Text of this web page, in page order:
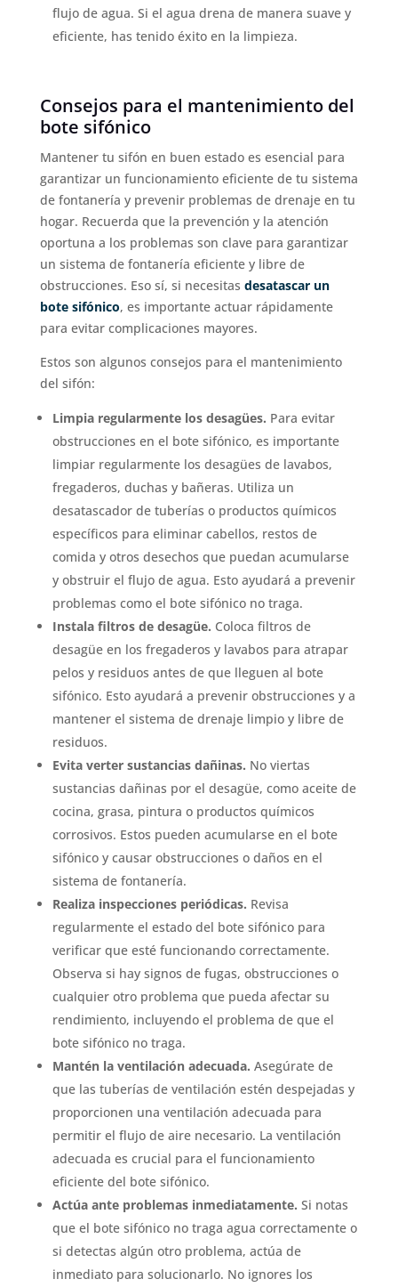
flujo de agua. Si el agua drena de manera suave y
eficiente, has tenido éxito en la limpieza.
Consejos para el mantenimiento del
bote sifónico
Mantener tu sifón en buen estado es esencial para
garantizar un funcionamiento eficiente de tu sistema
de fontanería y prevenir problemas de drenaje en tu
hogar. Recuerda que la prevención y la atención
oportuna a los problemas son clave para garantizar
un sistema de fontanería eficiente y libre de
obstrucciones. Eso sí, si necesitas desatascar un
bote sifónico, es importante actuar rápidamente
para evitar complicaciones mayores.
Estos son algunos consejos para el mantenimiento
del sifón:
Limpia regularmente los desagües. Para evitar
obstrucciones en el bote sifónico, es importante
limpiar regularmente los desagües de lavabos,
fregaderos, duchas y bañeras. Utiliza un
desatascador de tuberías o productos químicos
específicos para eliminar cabellos, restos de
comida y otros desechos que puedan acumularse
y obstruir el flujo de agua. Esto ayudará a prevenir
problemas como el bote sifónico no traga.
Instala filtros de desagüe. Coloca filtros de
desagüe en los fregaderos y lavabos para atrapar
pelos y residuos antes de que lleguen al bote
sifónico. Esto ayudará a prevenir obstrucciones y a
mantener el sistema de drenaje limpio y libre de
residuos.
Evita verter sustancias dañinas. No viertas
sustancias dañinas por el desagüe, como aceite de
cocina, grasa, pintura o productos químicos
corrosivos. Estos pueden acumularse en el bote
sifónico y causar obstrucciones o daños en el
sistema de fontanería.
Realiza inspecciones periódicas. Revisa
regularmente el estado del bote sifónico para
verificar que esté funcionando correctamente.
Observa si hay signos de fugas, obstrucciones o
cualquier otro problema que pueda afectar su
rendimiento, incluyendo el problema de que el
bote sifónico no traga.
Mantén la ventilación adecuada. Asegúrate de
que las tuberías de ventilación estén despejadas y
proporcionen una ventilación adecuada para
permitir el flujo de aire necesario. La ventilación
adecuada es crucial para el funcionamiento
eficiente del bote sifónico.
Actúa ante problemas inmediatamente. Si notas
que el bote sifónico no traga agua correctamente o
si detectas algún otro problema, actúa de
inmediato para solucionarlo. No ignores los